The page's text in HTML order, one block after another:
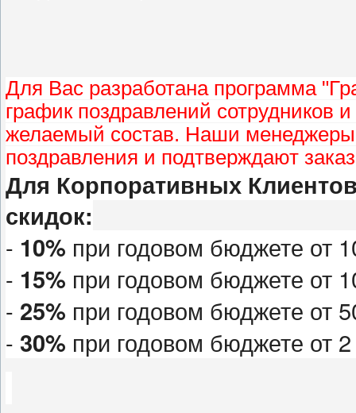
Для Вас разработана программа
график поздравлений сотрудников
желаемый состав. Наши
поздравления и подтверждают
Для Корпоративных
скидок:
- 10% при годовом бюджете от
- 15% при годовом бюджете от
- 25% при годовом бюджете от
- 30% при годовом бюджете от